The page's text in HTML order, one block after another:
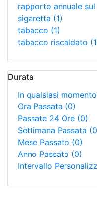
rapporto annuale
sigaretta (1)
tabacco (1)
tabacco riscaldato
Durata
In qualsiasi momento
Ora Passata (0)
Passate 24 Ore (0)
Settimana Passata
Mese Passato (0)
Anno Passato (0)
Intervallo